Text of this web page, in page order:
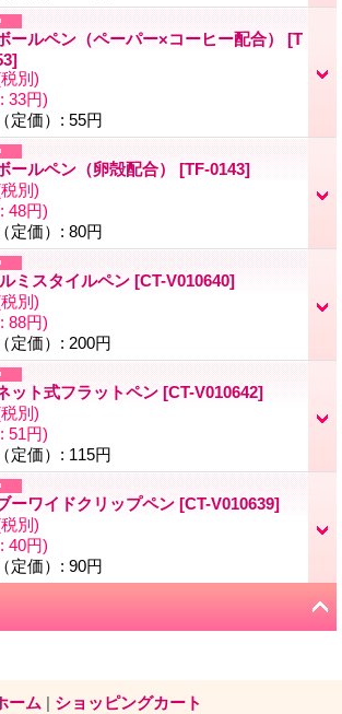
ールペン（ペーパー×コーヒー配合） [T
]
別)
: 33円)
定価） : 55円
ールペン（卵殻配合） [TF-0143]
別)
: 48円)
定価） : 80円
ミスタイルペン [CT-V010640]
別)
: 88円)
定価） : 200円
ット式フラットペン [CT-V010642]
別)
: 51円)
定価） : 115円
ーワイドクリップペン [CT-V010639]
別)
: 40円)
定価） : 90円
ーム | ショッピングカート